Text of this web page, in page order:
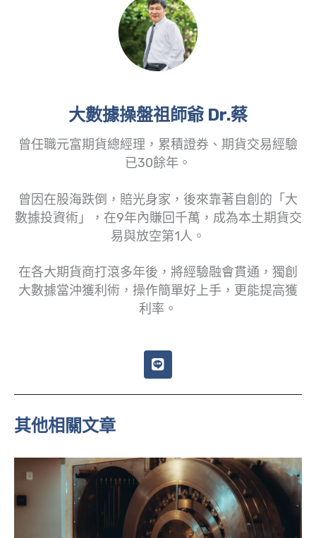
大數據操盤祖師爺 Dr.蔡
曾任職元富期貨總經理，累積證券、期貨交易經驗
已30餘年。
曾因在股海跌倒，賠光身家，後來靠著自創的「大
數據投資術」，在9年內賺回千萬，成為本土期貨交
易與放空第1人。
在各大期貨商打滾多年後，將經驗融會貫通，獨創
大數據當沖獲利術，操作簡單好上手，更能提高獲
利率。
L
i
e
其他相關文章